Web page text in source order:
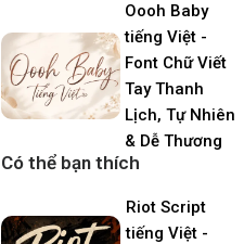
Oooh Baby
tiếng Việt -
Font Chữ Viết
Tay Thanh
Lịch, Tự Nhiên
& Dễ Thương
Có thể bạn thích
Riot Script
tiếng Việt -